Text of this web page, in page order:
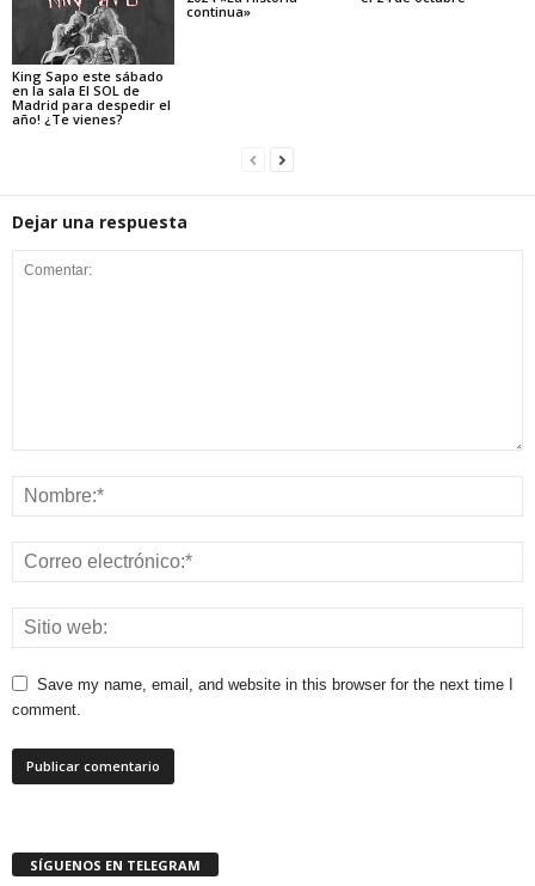
King Sapo este sábado
en la sala El SOL de
Madrid para despedir el
año! ¿Te vienes?
continua»
Dejar una respuesta
Save my name, email, and website in this browser for the next time I
comment.
SÍGUENOS EN TELEGRAM